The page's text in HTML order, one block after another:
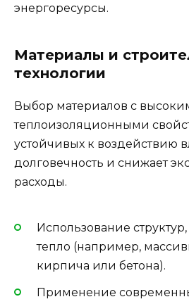
энергоресурсы.
Материалы и
технологии
Выбор материалов с
теплоизоляционными
устойчивых к воздействию
долговечность и снижает
расходы.
Использование
тепло (например,
кирпича или бетона).
Применение